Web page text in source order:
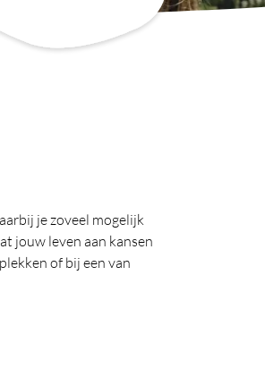
je zoveel mogelijk
jouw leven aan kansen
of bij een van